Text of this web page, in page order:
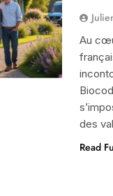
Au
des
Read